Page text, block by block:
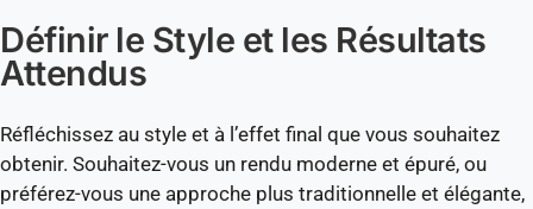
Définir le Style et les Résultats
Attendus
Réfléchissez au style et à l’effet final que vous souhaitez
obtenir. Souhaitez-vous un rendu moderne et épuré, ou
préférez-vous une approche plus traditionnelle et élégante,